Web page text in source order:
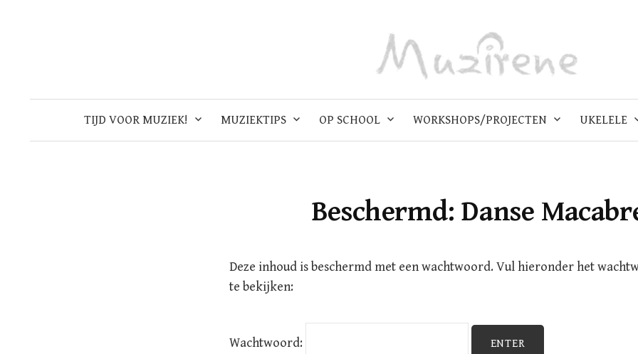
TIJD VOOR MUZIEK! MUZIEKTIPS OP SCHOOL WORKSHOPS/PROJECTEN UKELELE
Beschermd: Danse
Deze inhoud is beschermd met een wachtwoord. Vul hieronder het
te bekijken:
Wachtwoord: